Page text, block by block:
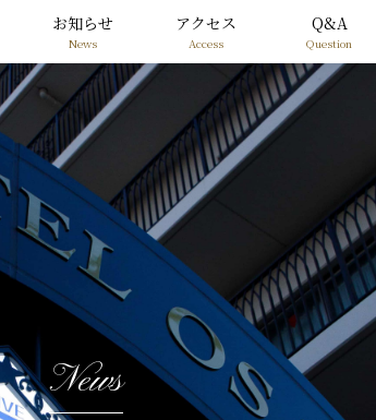
お知らせ
News
アクセス
Access
Q&A
Question
News